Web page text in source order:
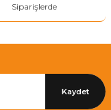
Siparişlerde
Kaydet